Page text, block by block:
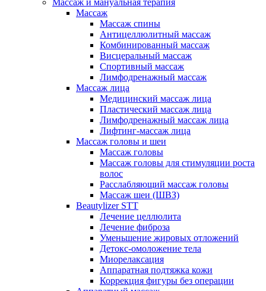
Массаж и мануальная терапия
Массаж
Массаж спины
Антицеллюлитный массаж
Комбинированный массаж
Висцеральный массаж
Спортивный массаж
Лимфодренажный массаж
Массаж лица
Медицинский массаж лица
Пластический массаж лица
Лимфодренажный массаж лица
Лифтинг-массаж лица
Массаж головы и шеи
Массаж головы
Массаж головы для стимуляции роста
волос
Расслабляющий массаж головы
Массаж шеи (ШВЗ)
Beautylizer STT
Лечение целлюлита
Лечение фиброза
Уменьшение жировых отложений
Детокс-омоложение тела
Миорелаксация
Аппаратная подтяжка кожи
Коррекция фигуры без операции